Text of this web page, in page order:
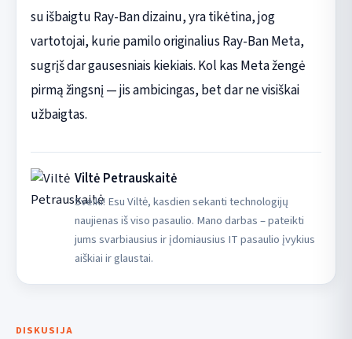
su išbaigtu Ray-Ban dizainu, yra tikėtina, jog
vartotojai, kurie pamilo originalius Ray-Ban Meta,
sugrįš dar gausesniais kiekiais. Kol kas Meta žengė
pirmą žingsnį — jis ambicingas, bet dar ne visiškai
užbaigtas.
Viltė Petrauskaitė
Sveiki! Esu Viltė, kasdien sekanti technologijų
naujienas iš viso pasaulio. Mano darbas – pateikti
jums svarbiausius ir įdomiausius IT pasaulio įvykius
aiškiai ir glaustai.
DISKUSIJA